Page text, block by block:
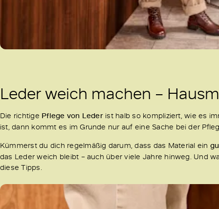
Leder weich machen –
Die richtige Pflege von Lederist halb so kompliziert, wie es
ist, dann kommt es im Grunde nur auf eine Sache bei der
Kümmerst du dich regelmäßig darum, dass das Material ein
das Leder weich bleibt – auch über viele Jahre hinweg. Und
diese Tipps.